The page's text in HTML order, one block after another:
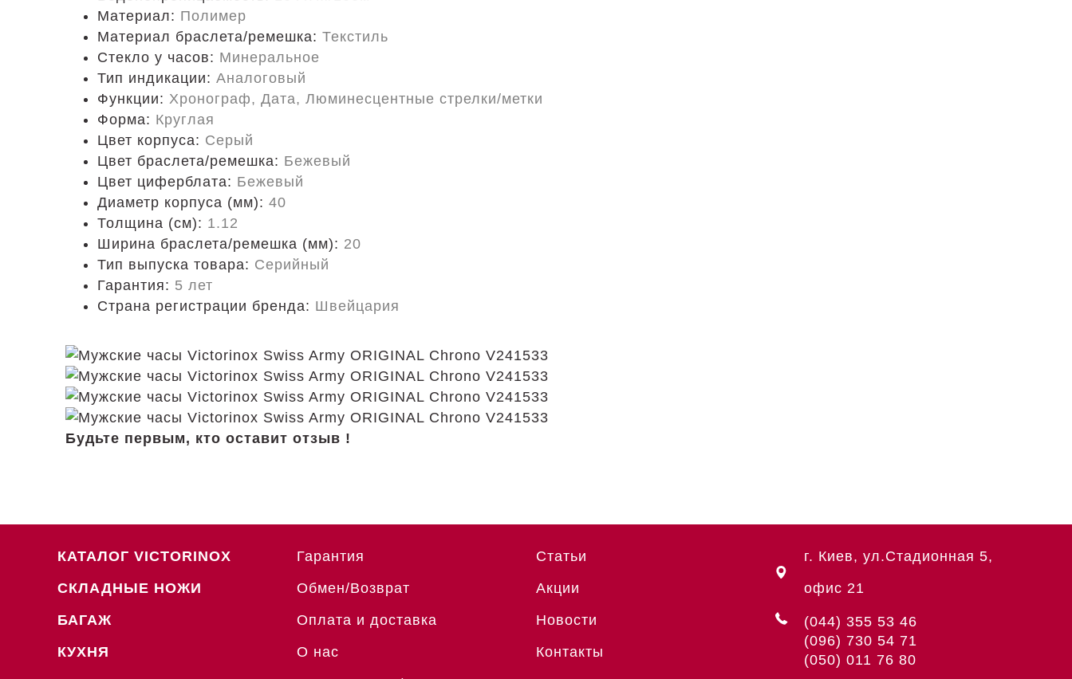
Материал: Полимер
Материал браслета/ремешка: Текстиль
Стекло у часов: Минеральное
Тип индикации: Аналоговый
Функции: Хронограф, Дата, Люминесцентные стрелки/метки
Форма: Круглая
Цвет корпуса: Серый
Цвет браслета/ремешка: Бежевый
Цвет циферблата: Бежевый
Диаметр корпуса (мм): 40
Толщина (см): 1.12
Ширина браслета/ремешка (мм): 20
Тип выпуска товара: Серийный
Гарантия: 5 лет
Страна регистрации бренда: Швейцария
Будьте первым, кто оставит отзыв !
КАТАЛОГ VICTORINOX
СКЛАДНЫЕ НОЖИ
БАГАЖ
КУХНЯ
Гарантия
Обмен/Возврат
Оплата и доставка
О нас
Статьи
Акции
Новости
Контакты
г. Киев, ул.Стадионная 5,
офис 21
(044) 355 53 46
(096) 730 54 71
(050) 011 76 80